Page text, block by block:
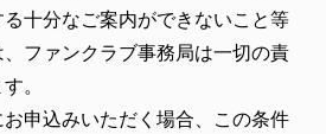
る十分なご案内ができないこと等
ファンクラブ事務局は一切の責
。
申込みいただく場合、この条件